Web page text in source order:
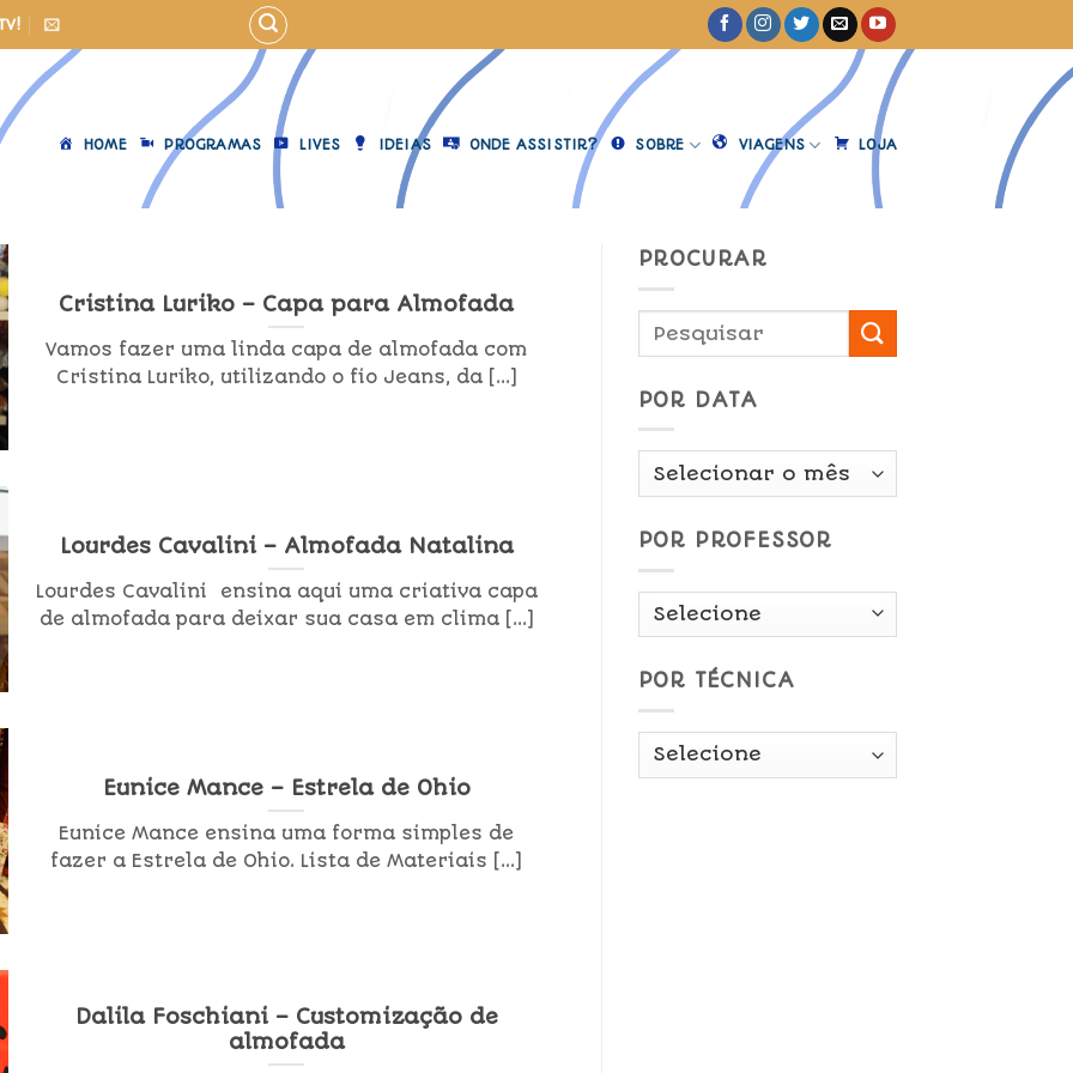
HOME PROGRAMAS LIVES IDEIAS ONDE ASSISTIR? SOBRE VIAGENS LOJA
Cristina Luriko – Capa para Almofada
Vamos fazer uma linda capa de almofada com
Cristina Luriko, utilizando o fio Jeans, da [...]
Lourdes Cavalini – Almofada Natalina
Lourdes Cavalini ensina aqui uma criativa capa
de almofada para deixar sua casa em clima [...]
Eunice Mance – Estrela de Ohio
Eunice Mance ensina uma forma simples de
fazer a Estrela de Ohio. Lista de Materiais [...]
Dalila Foschiani – Customização de
almofada
PROCURAR
POR DATA
Por
POR PROFESSOR
POR TÉCNICA